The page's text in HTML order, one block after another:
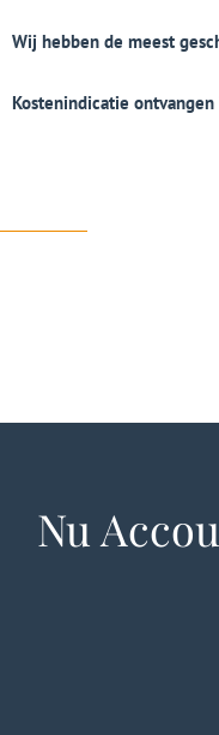
Wij hebben de meest
Kostenindicatie
Nu